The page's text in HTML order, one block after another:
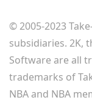
© 2005-2023
subsidiaries. 2K,
Software are all
trademarks of
NBA and NBA